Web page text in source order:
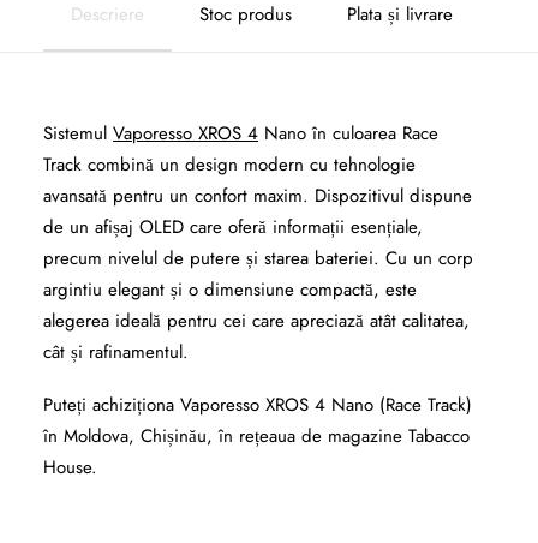
Descriere Stoc produs Plata și livrare
Sistemul Vaporesso XROS 4 Nano în culoarea Race
Track combină un design modern cu tehnologie
avansată pentru un confort maxim. Dispozitivul dispune
de un afișaj OLED care oferă informații esențiale,
precum nivelul de putere și starea bateriei. Cu un corp
argintiu elegant și o dimensiune compactă, este
alegerea ideală pentru cei care apreciază atât calitatea,
cât și rafinamentul.
Puteți achiziționa Vaporesso XROS 4 Nano (Race Track)
în Moldova, Chișinău, în rețeaua de magazine Tabacco
House.